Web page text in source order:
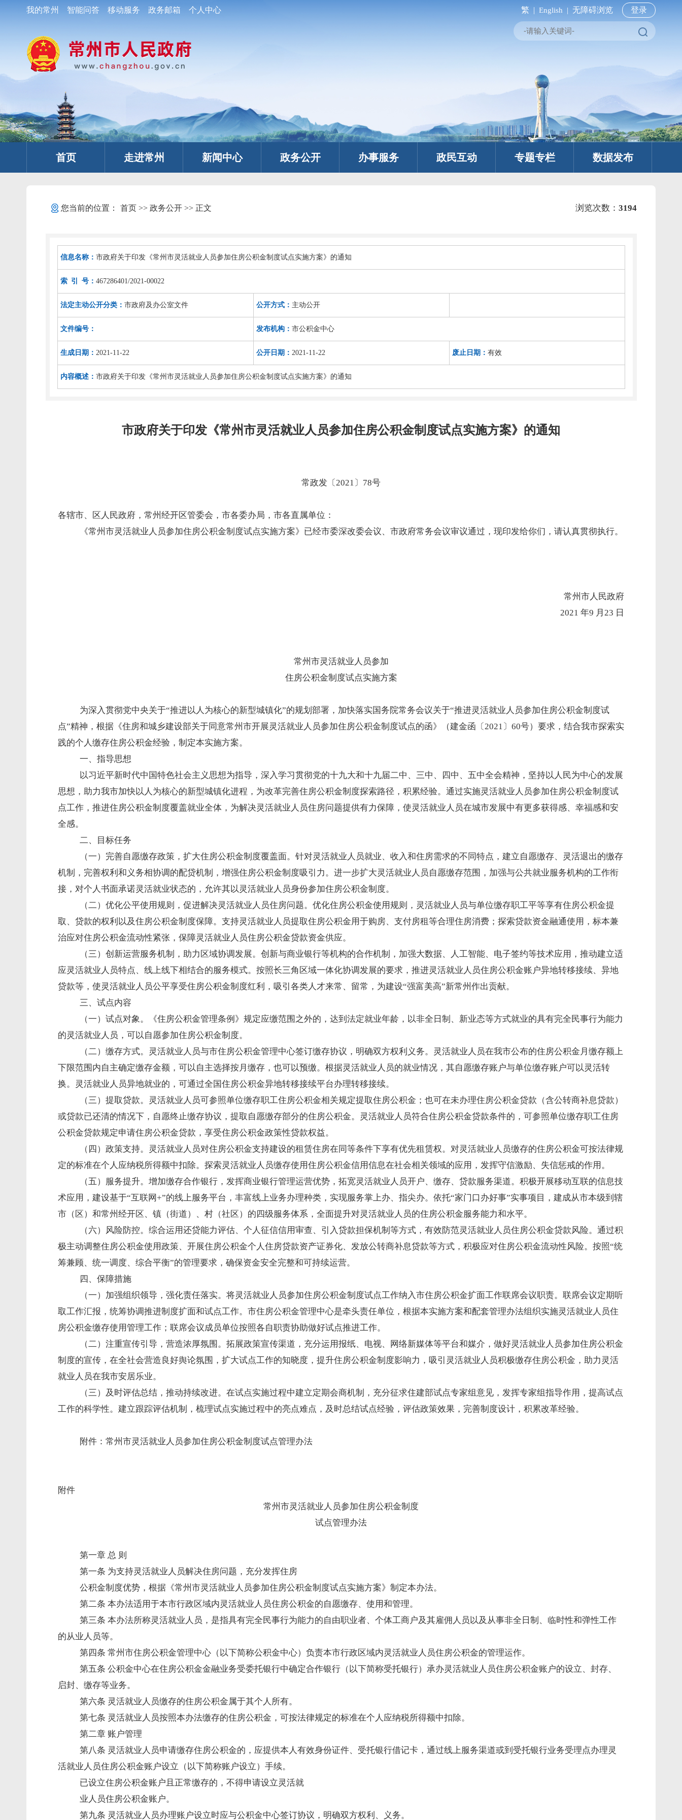
我的常州 智能问答 移动服务 政务邮箱 个人中心 繁 | English | 无障碍浏览 登录
首页 走进常州 新闻中心 政务公开 办事服务 政民互动 专题专栏 数据发布
您当前的位置： 首页>> 政务公开>> 正文 浏览次数： 3194
信息名称： 市政府关于印发《常州市灵活就业人员参加住房公积金制度试点实施方案》的通知
索 引 号： 467286401/2021-00022
法定主动公开分类： 市政府及办公室文件 公开方式： 主动公开
文件编号： 发布机构： 市公积金中心
生成日期： 2021-11-22 公开日期： 2021-11-22 废止日期： 有效
内容概述： 市政府关于印发《常州市灵活就业人员参加住房公积金制度试点实施方案》的通知
市政府关于印发《常州市灵活就业人员参加住房公积金制度试点实施方案》的通知
常政发〔2021 〕 78号
各辖市、区人民政府，常州经开区管委会，市各委办局，市各直属单位：
《常州市灵活就业人员参加住房公积金制度试点实施方案》已经市委深改委会议、市政府常务会议审议通过，现印发给你们，请认真贯彻执行。
常州市人民政府
2021 年9 月 23 日
常州市灵活就业人员参加
住房公积金制度试点实施方案
为深入贯彻党中央关于“推进以人为核心的新型城镇化”的规划部署，加快落实国务院常务会议关于“推进灵活就业人员参加住房公积金制度试
点”精神，根据《住房和城乡建设部关于同意常州市开展灵活就业人员参加住房公积金制度试点的函》（建金函〔2021 〕 60号）要求，结合我市探索实
践的个人缴存住房公积金经验，制定本实施方案。
一、指导思想
以习近平新时代中国特色社会主义思想为指导，深入学习贯彻党的十九大和十九届二中、三中、四中、五中全会精神，坚持以人民为中心的发展
思想，助力我市加快以人为核心的新型城镇化进程，为改革完善住房公积金制度探索路径，积累经验。通过实施灵活就业人员参加住房公积金制度试
点工作，推进住房公积金制度覆盖就业全体，为解决灵活就业人员住房问题提供有力保障，使灵活就业人员在城市发展中有更多获得感、幸福感和安
全感。
二、目标任务
（一）完善自愿缴存政策，扩大住房公积金制度覆盖面。针对灵活就业人员就业、收入和住房需求的不同特点，建立自愿缴存、灵活退出的缴存
机制，完善权利和义务相协调的配贷机制，增强住房公积金制度吸引力。进一步扩大灵活就业人员自愿缴存范围，加强与公共就业服务机构的工作衔
接，对个人书面承诺灵活就业状态的，允许其以灵活就业人员身份参加住房公积金制度。
（二）优化公平使用规则，促进解决灵活就业人员住房问题。优化住房公积金使用规则，灵活就业人员与单位缴存职工平等享有住房公积金提
取、贷款的权利以及住房公积金制度保障。支持灵活就业人员提取住房公积金用于购房、支付房租等合理住房消费；探索贷款资金融通使用，标本兼
治应对住房公积金流动性紧张，保障灵活就业人员住房公积金贷款资金供应。
（三）创新运营服务机制，助力区域协调发展。创新与商业银行等机构的合作机制，加强大数据、人工智能、电子签约等技术应用，推动建立适
应灵活就业人员特点、线上线下相结合的服务模式。按照长三角区域一体化协调发展的要求，推进灵活就业人员住房公积金账户异地转移接续、异地
贷款等，使灵活就业人员公平享受住房公积金制度红利，吸引各类人才来常、留常，为建设“强富美高”新常州作出贡献。
三、试点内容
（一）试点对象。《住房公积金管理条例》规定应缴范围之外的，达到法定就业年龄，以非全日制、新业态等方式就业的具有完全民事行为能力
的灵活就业人员，可以自愿参加住房公积金制度。
（二）缴存方式。灵活就业人员与市住房公积金管理中心签订缴存协议，明确双方权利义务。灵活就业人员在我市公布的住房公积金月缴存额上
下限范围内自主确定缴存金额，可以自主选择按月缴存，也可以预缴。根据灵活就业人员的就业情况，其自愿缴存账户与单位缴存账户可以灵活转
换。灵活就业人员异地就业的，可通过全国住房公积金异地转移接续平台办理转移接续。
（三）提取贷款。灵活就业人员可参照单位缴存职工住房公积金相关规定提取住房公积金；也可在未办理住房公积金贷款（含公转商补息贷款）
或贷款已还清的情况下，自愿终止缴存协议，提取自愿缴存部分的住房公积金。灵活就业人员符合住房公积金贷款条件的，可参照单位缴存职工住房
公积金贷款规定申请住房公积金贷款，享受住房公积金政策性贷款权益。
（四）政策支持。灵活就业人员对住房公积金支持建设的租赁住房在同等条件下享有优先租赁权。对灵活就业人员缴存的住房公积金可按法律规
定的标准在个人应纳税所得额中扣除。探索灵活就业人员缴存使用住房公积金信用信息在社会相关领域的应用，发挥守信激励、失信惩戒的作用。
（五）服务提升。增加缴存合作银行，发挥商业银行管理运营优势，拓宽灵活就业人员开户、缴存、贷款服务渠道。积极开展移动互联的信息技
术应用，建设基于“互联网+”的线上服务平台，丰富线上业务办理种类，实现服务掌上办、指尖办。依托“家门口办好事”实事项目，建成从市本级到辖
市（区）和常州经开区、镇（街道）、村（社区）的四级服务体系，全面提升对灵活就业人员的住房公积金服务能力和水平。
（六）风险防控。综合运用还贷能力评估、个人征信信用审查、引入贷款担保机制等方式，有效防范灵活就业人员住房公积金贷款风险。通过积
极主动调整住房公积金使用政策、开展住房公积金个人住房贷款资产证券化、发放公转商补息贷款等方式，积极应对住房公积金流动性风险。按照“统
筹兼顾、统一调度、综合平衡”的管理要求，确保资金安全完整和可持续运营。
四、保障措施
（一）加强组织领导，强化责任落实。将灵活就业人员参加住房公积金制度试点工作纳入市住房公积金扩面工作联席会议职责。联席会议定期听
取工作汇报，统筹协调推进制度扩面和试点工作。市住房公积金管理中心是牵头责任单位，根据本实施方案和配套管理办法组织实施灵活就业人员住
房公积金缴存使用管理工作；联席会议成员单位按照各自职责协助做好试点推进工作。
（二）注重宣传引导，营造浓厚氛围。拓展政策宣传渠道，充分运用报纸、电视、网络新媒体等平台和媒介，做好灵活就业人员参加住房公积金
制度的宣传，在全社会营造良好舆论氛围，扩大试点工作的知晓度，提升住房公积金制度影响力，吸引灵活就业人员积极缴存住房公积金，助力灵活
就业人员在我市安居乐业。
（三）及时评估总结，推动持续改进。在试点实施过程中建立定期会商机制，充分征求住建部试点专家组意见，发挥专家组指导作用，提高试点
工作的科学性。建立跟踪评估机制，梳理试点实施过程中的亮点难点，及时总结试点经验，评估政策效果，完善制度设计，积累改革经验。
附件：常州市灵活就业人员参加住房公积金制度试点管理办法
附件
常州市灵活就业人员参加住房公积金制度
试点管理办法
第一章 总 则
第一条 为支持灵活就业人员解决住房问题，充分发挥住房
公积金制度优势，根据《常州市灵活就业人员参加住房公积金制度试点实施方案》制定本办法。
第二条 本办法适用于本市行政区域内灵活就业人员住房公积金的自愿缴存、使用和管理。
第三条 本办法所称灵活就业人员，是指具有完全民事行为能力的自由职业者、个体工商户及其雇佣人员以及从事非全日制、临时性和弹性工作
的从业人员等。
第四条 常州市住房公积金管理中心（以下简称公积金中心）负责本市行政区域内灵活就业人员住房公积金的管理运作。
第五条 公积金中心在住房公积金金融业务受委托银行中确定合作银行（以下简称受托银行）承办灵活就业人员住房公积金账户的设立、封存、
启封、缴存等业务。
第六条 灵活就业人员缴存的住房公积金属于其个人所有。
第七条 灵活就业人员按照本办法缴存的住房公积金，可按法律规定的标准在个人应纳税所得额中扣除。
第二章 账户管理
第八条 灵活就业人员申请缴存住房公积金的，应提供本人有效身份证件、受托银行借记卡，通过线上服务渠道或到受托银行业务受理点办理灵
活就业人员住房公积金账户设立（以下简称账户设立）手续。
已设立住房公积金账户且正常缴存的，不得申请设立灵活就
业人员住房公积金账户。
第九条 灵活就业人员办理账户设立时应与公积金中心签订协议，明确双方权利、义务。